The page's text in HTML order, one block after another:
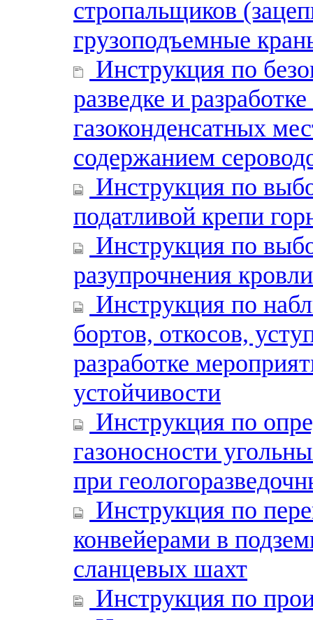
стропальщиков
грузоподъемные
Инструкция по
разведке и
газоконденсатных
содержанием
Инструкция по
податливой крепи
Инструкция по
разупрочнения
Инструкция по
бортов, откосов,
разработке
устойчивости
Инструкция по
газоносности
при
Инструкция по
конвейерами в
сланцевых шахт
Инструкция по